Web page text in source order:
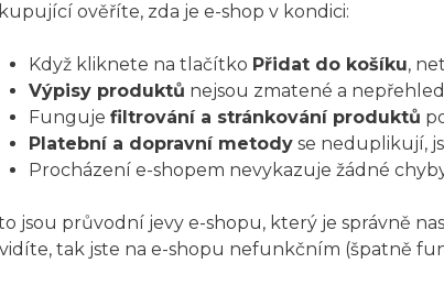
ověříte, zda je e-shop v kondici:
Když kliknete na tlačítko Přidat do košíku,
Výpisy produktů nejsou zmatené a
Funguje filtrování a stránkování produktů
Platební a dopravní metody se neduplikují,
Procházení e-shopem nevykazuje žádné
jsou průvodní jevy e-shopu, který je správně
tak jste na e-shopu nefunkčním (špatně